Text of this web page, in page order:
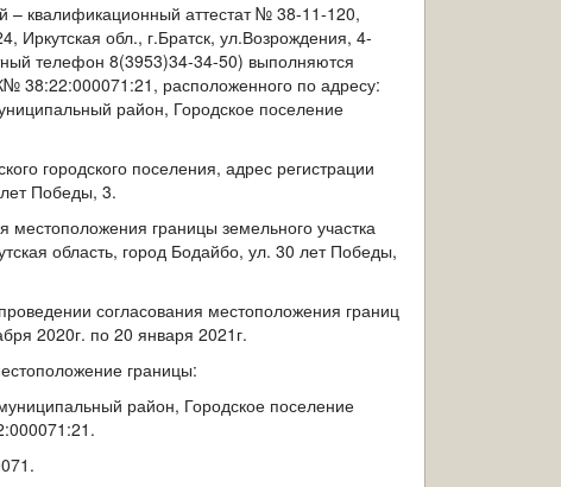
квалификационный аттестат № 38-11-120,
обл., г.Братск, ул.Возрождения, 4-
телефон 8(3953)34-34-50) выполняются
38:22:000071:21, расположенного по адресу:
район, Городское поселение
городского поселения, адрес регистрации
Победы, 3.
границы земельного участка
область, город Бодайбо, ул. 30 лет Победы,
согласования местоположения границ
2020г. по 20 января 2021г.
границы:
район, Городское поселение